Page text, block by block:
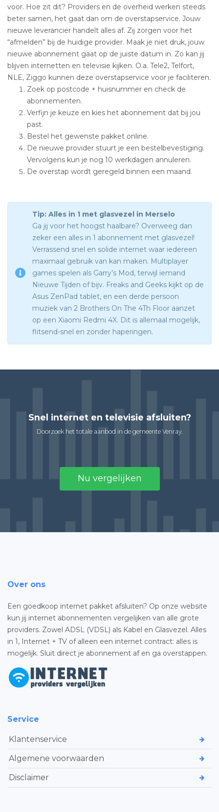
voor. Hoe zit dit? Providers en de overheid werken steeds
beter samen, het gaat dan om de overstapservice. Jouw
nieuwe leverancier handelt alles af. Zij zorgen voor het
“afmelden” bij de huidige provider. Maak je niet druk, jouw
nieuwe abonnement gaat op de juiste datum in. Zo kan jij
blijven internetten en televisie kijken. O.a. Tele2, Telfort,
NLE, Ziggo kunnen deze overstapservice voor je faciliteren.
Zoek op postcode + huisnummer en check de
abonnementen.
Verfijn je keuze en kies het abonnement dat bij jou
past.
Bestel het gewenste pakket online.
De nieuwe provider stuurt je een bestelbevestiging.
Vervolgens kun je nog 10 werkdagen annuleren.
De overstap wordt geregeld binnen een maand.
Tip: Alles in 1 met glasvezel in Merselo
Ga jij voor het hoogst haalbare? Overweeg dan
zeker een alles in 1 abonnement met glasvezel!
Verrassend snel en solide internet waar iedereen
maximaal gebruik van kan maken. Multiplayer
games spelen als Garry’s Mod, terwijl iemand
Nieuwe Tijden of bijv. Freaks and Geeks kijkt op de
Asus ZenPad tablet, en een derde persoon
muziek van 2 Brothers On The 4Th Floor aanzet
op een Xiaomi Redmi 4X. Dit is allemaal mogelijk,
flitsend-snel en zonder haperingen.
Snel internet en televisie afsluiten?
Doorzoek het totale aanbod in de gemeente Venray.
Nu vergelijken
Over ons
Een goedkoop internet pakket afsluiten? Op onze website
kun jij internet abonnementen vergelijken van alle grote
providers. Zowel ADSL (VDSL) als Kabel en Glasvezel. Alles
in 1, Internet + TV of alleen een internet contract: alles is
mogelijk. Sluit direct je abonnement af en ga overstappen.
Service
Klantenservice
Algemene voorwaarden
Disclaimer